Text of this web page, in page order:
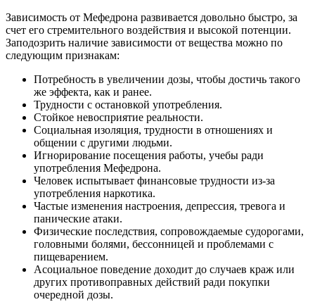
Зависимость от Мефедрона развивается довольно быстро, за
счет его стремительного воздействия и высокой потенции.
Заподозрить наличие зависимости от вещества можно по
следующим признакам:
Потребность в увеличении дозы, чтобы достичь такого
же эффекта, как и ранее.
Трудности с остановкой употребления.
Стойкое невосприятие реальности.
Социальная изоляция, трудности в отношениях и
общении с другими людьми.
Игнорирование посещения работы, учебы ради
употребления Мефедрона.
Человек испытывает финансовые трудности из-за
употребления наркотика.
Частые изменения настроения, депрессия, тревога и
панические атаки.
Физические последствия, сопровождаемые судорогами,
головными болями, бессонницей и проблемами с
пищеварением.
Асоциальное поведение доходит до случаев краж или
других противоправных действий ради покупки
очередной дозы.